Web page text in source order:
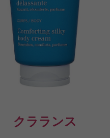
クラランス